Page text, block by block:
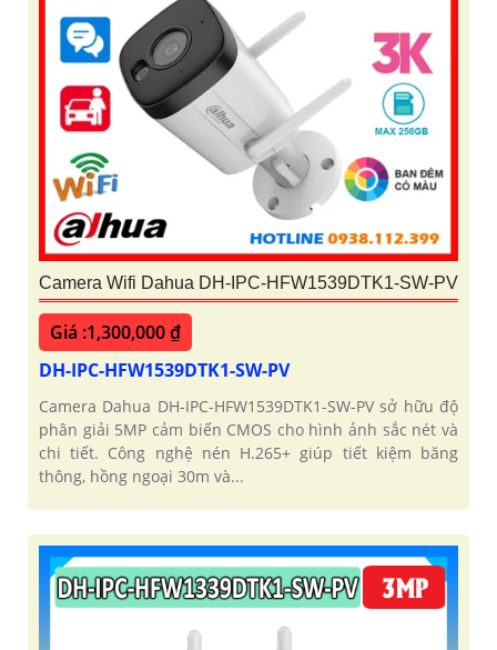
Camera Wifi Dahua DH-IPC-HFW1539DTK1-SW-PV
Giá :1,300,000 ₫
DH-IPC-HFW1539DTK1-SW-PV
Camera Dahua DH-IPC-HFW1539DTK1-SW-PV sở hữu độ
phân giải 5MP cảm biến CMOS cho hình ảnh sắc nét và
chi tiết. Công nghệ nén H.265+ giúp tiết kiệm băng
thông, hồng ngoại 30m và...